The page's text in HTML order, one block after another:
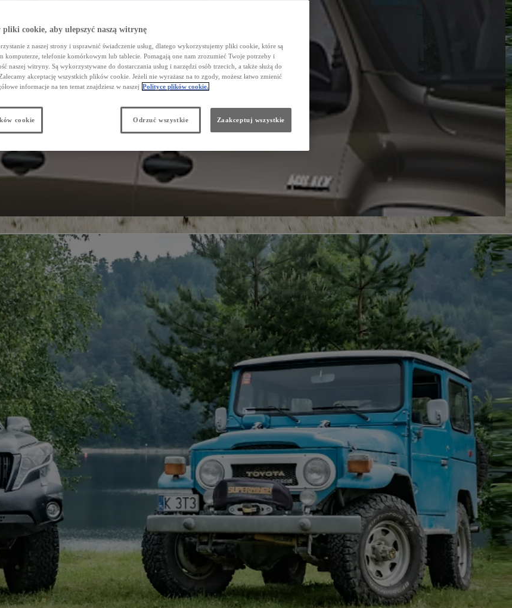
cookie, aby ulepszyć naszą witrynę
z naszej strony i usprawnić świadczenie usług, dlatego wykorzystujemy pliki cookie, które są
komputerze, telefonie komórkowym lub tablecie. Pomagają one nam zrozumieć Twoje potrzeby i
naszej witryny. Są wykorzystywane do dostarczania usług i narzędzi osób trzecich, a także służą do
akceptację wszystkich plików cookie. Jeżeli nie wyrażasz na to zgody, możesz łatwo zmienić
informacje na ten temat znajdziesz w naszej Polityce plików cookie.
Odrzuć wszystkie Zaakceptuj wszystkie
cookie